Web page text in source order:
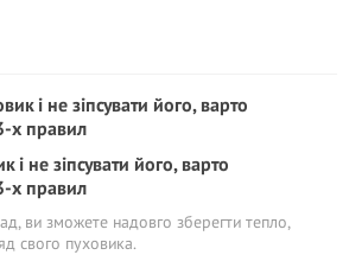
не зіпсувати його, варто
х правил
ви зможете надовго зберегти тепло,
свого пуховика.